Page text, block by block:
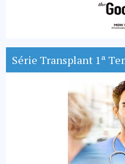
Série Transplant 1ª